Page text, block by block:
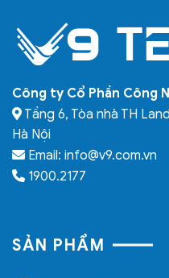
Công ty Cổ Phần Công
Tầng 6, Tòa nhà TH
Hà Nội
Email: info@v9.com.vn
1900.2177
SẢN PHẨM